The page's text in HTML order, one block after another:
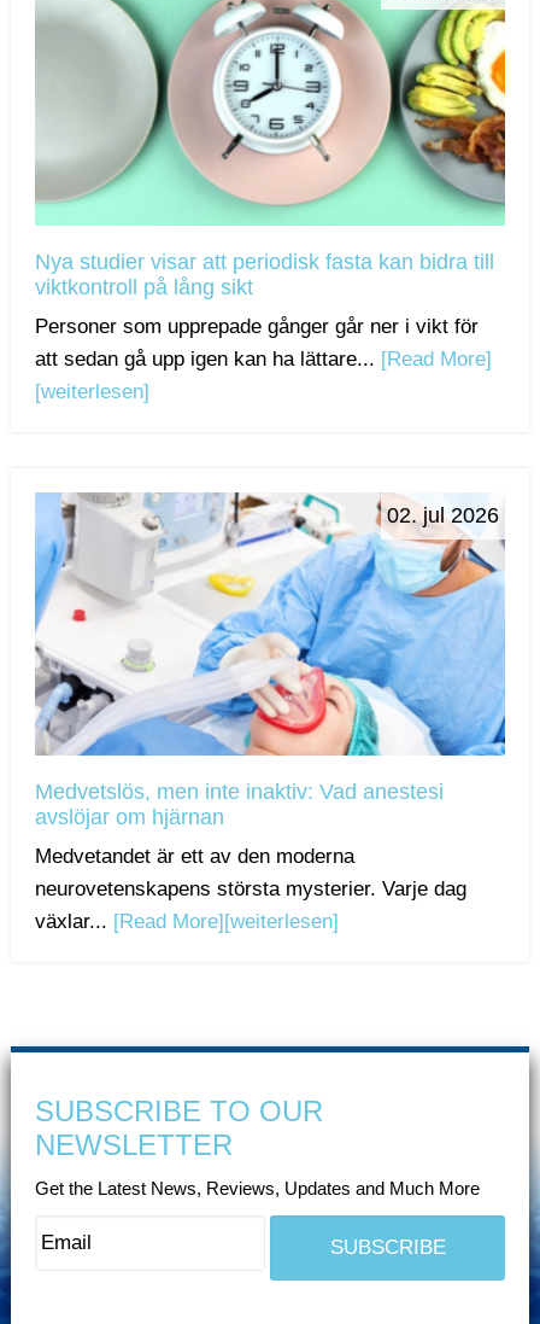
Nya studier visar att periodisk fasta kan bidra till
viktkontroll på lång sikt
Personer som upprepade gånger går ner i vikt för
att sedan gå upp igen kan ha lättare... [Read More]
[weiterlesen]
02. jul 2026
Medvetslös, men inte inaktiv: Vad anestesi
avslöjar om hjärnan
Medvetandet är ett av den moderna
neurovetenskapens största mysterier. Varje dag
växlar... [Read More] [weiterlesen]
SUBSCRIBE TO OUR
NEWSLETTER
Get the Latest News, Reviews, Updates and Much More